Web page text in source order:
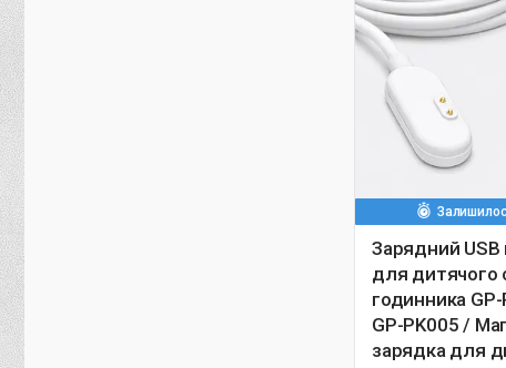
Зарядний USB
для дитячого
годинника
GP-PK005 /
зарядка для